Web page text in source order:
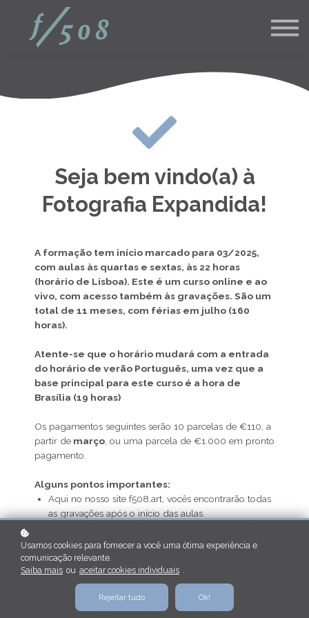
Login aluno
Seja bem vindo(a) à
Fotografia Expandida!
A formação tem início marcado para 03/2025,
com aulas às quartas e sextas, às 22 horas
(horário de Lisboa). Este é um curso online e ao
vivo, com acesso também às gravações. São um
total de 11 meses, com férias em julho (160
horas).
Atente-se que o horário mudará com a entrada
do horário de verão Português, uma vez que a
base principal para este curso é a hora de
Brasília (19 horas)
Os pagamentos seguintes serão 10 parcelas de €110, a
partir de março, ou uma parcela de €1.000 em pronto
pagamento.
Alguns pontos importantes:
Aqui no nosso site f508.art, vocês encontrarão todas
as gravações após o início das aulas.
com este cadastro, que criem aqui um perfil,
clicando no botão 'inscreva-se', no canto superior
direito.
Também faremos um grupo no whats app para
informações de acesso às aulas ao vivo (no Zoom) e
envio de materiais de apoio. O link será
Usamos cookies para fornecer a você uma ótima experiência e
comunicação relevante.
Saiba mais ou aceitar cookies individuais .
Rejeitar tudo Ok!